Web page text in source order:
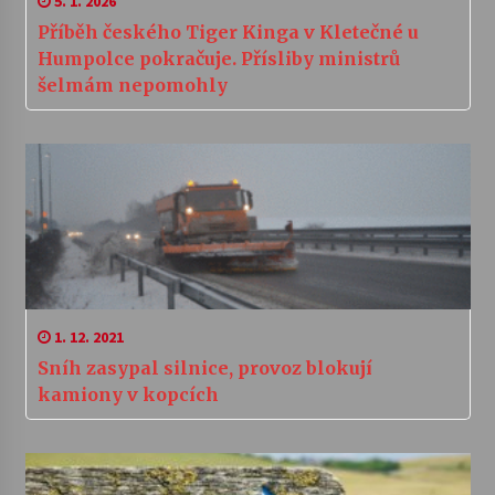
Příběh českého Tiger Kinga v Kletečné u
Humpolce pokračuje. Přísliby ministrů
šelmám nepomohly
1. 12. 2021
Sníh zasypal silnice, provoz blokují
kamiony v kopcích